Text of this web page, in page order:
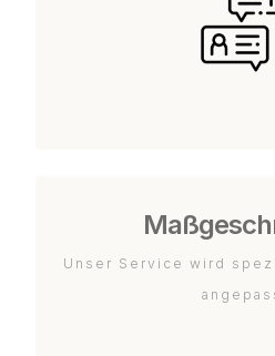
Unser Service wird